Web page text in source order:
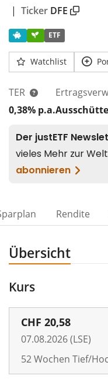
| Ticker DFE
ETF
Watchlist
TER
0,38% p.a.
Rendite
Übersicht
Kurs
CHF 20,58
07.08.2026 (LSE)
52 Wochen Tief/